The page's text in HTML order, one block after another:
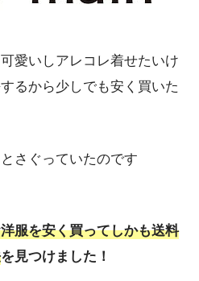
愛いしアレコレ着せたいけ
るから少しでも安く買いた
さぐっていたのです
服を安く買ってしかも送料
を見つけました！